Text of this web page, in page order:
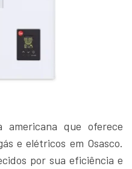
que oferece
e elétricos em Osasco.
por sua eficiência e